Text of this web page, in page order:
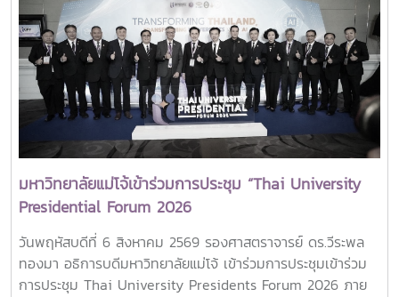
มหาวิทยาลัยแม่โจ้เข้าร่วมการประชุม “Thai University
Presidential Forum 2026
วันพฤหัสบดีที่ 6 สิงหาคม 2569 รองศาสตราจารย์ ดร.วีระพล
ทองมา อธิการบดีมหาวิทยาลัยแม่โจ้ เข้าร่วมการประชุมเข้าร่วม
การประชุม Thai University Presidents Forum 2026 ภาย